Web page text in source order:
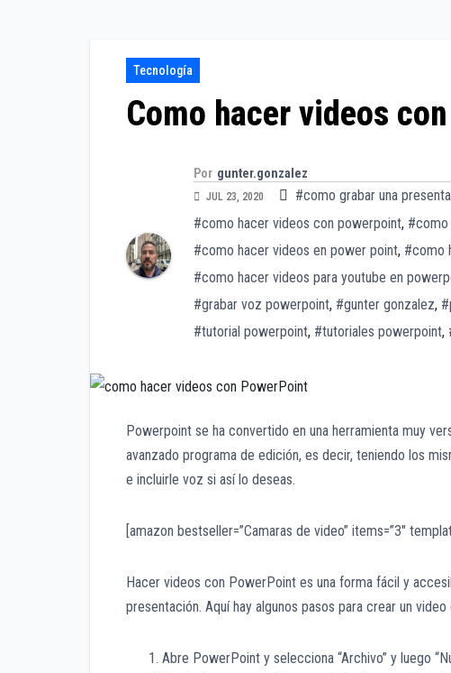
Tecnología
Como hacer videos
Por gunter.gonzalez
JUL 23, 2020 #como grabar una
#como hacer videos con powerpoint, #como
#como hacer videos en power point, #como
#como hacer videos para youtube en
#grabar voz powerpoint, #gunter gonzalez,
#tutorial powerpoint, #tutoriales powerpoint,
Powerpoint se ha convertido en una herramienta muy
avanzado programa de edición, es decir, teniendo los
e incluirle voz si así lo deseas.
[amazon bestseller=”Camaras de video” items=”3″
Hacer videos con PowerPoint es una forma fácil y
presentación. Aquí hay algunos pasos para crear un
Abre PowerPoint y selecciona “Archivo” y luego